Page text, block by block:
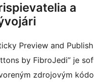
a
Preview and Publish
by FibroJedi” je
zdrojovým